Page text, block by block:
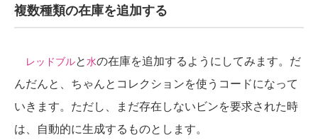
複数種類の在庫を追加する
レッドブルと水の在庫を追加するようにしてみます。だ
んだんと、ちゃんとコレクションを使うコードになって
いきます。ただし、まだ存在しないビンを要求された時
は、自動的に生成するものとします。